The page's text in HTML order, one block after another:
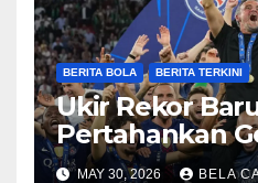
BERITA BOLA BERITA TERKINI
Ukir Rekor
Pertahankan
Champions
MAY 30, 2026 BELA